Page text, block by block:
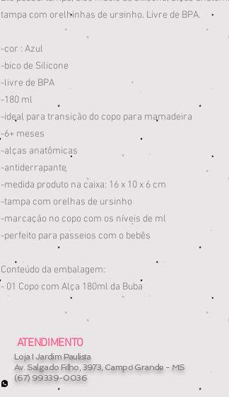
tampa com orelhinhas de ursinho. Livre de BPA.
-cor : Azul
-bico de Silicone
-livre de BPA
-180 ml
-ideal para transição do copo para mamadeira
-6+ meses
-alças anatômicas
-antiderrapante
-medida produto na caixa: 16 x 10 x 6 cm
-tampa com orelhas de ursinho
-marcação no copo com os níveis de ml
-perfeito para passeios com o bebês
Conteúdo da embalagem:
- 01 Copo com Alça 180ml da Buba
ATENDIMENTO
Loja I Jardim Paulista
Av. Salgado Filho, 3973, Campo Grande - MS
(67) 99339-0036